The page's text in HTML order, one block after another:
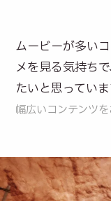
ムービーが多い
メを見る気持ち
たいと思っていま
幅広いコンテンツ